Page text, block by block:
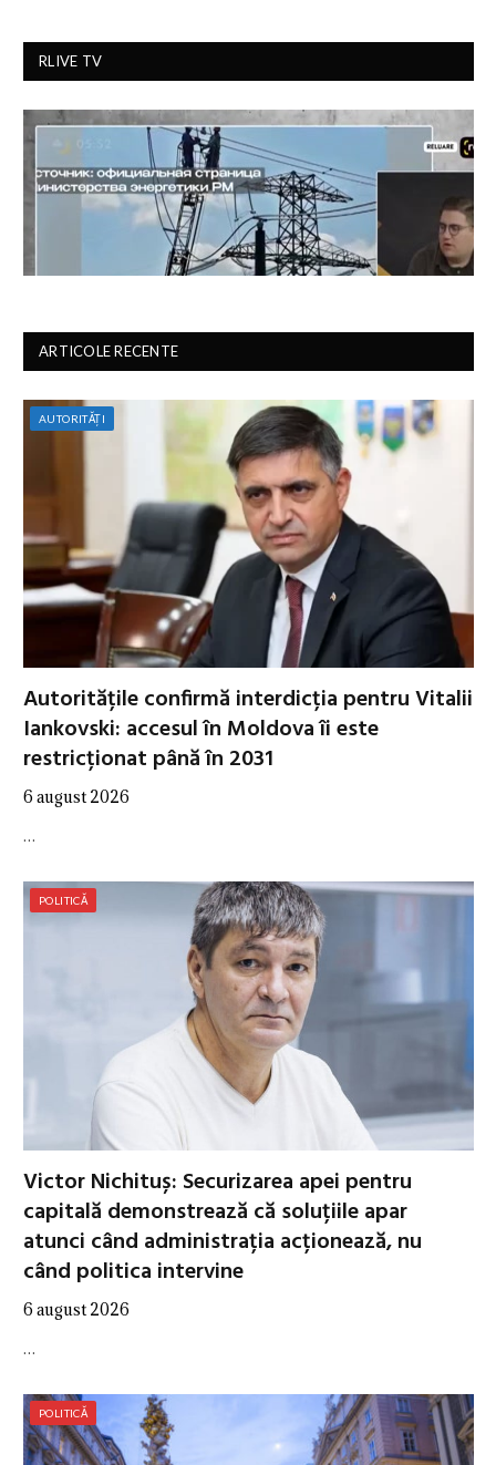
RLIVE TV
ARTICOLE RECENTE
AUTORITĂȚI
Autoritățile confirmă interdicția pentru Vitalii
Iankovski: accesul în Moldova îi este
restricționat până în 2031
6 august 2026
…
POLITICĂ
Victor Nichituș: Securizarea apei pentru
capitală demonstrează că soluțiile apar
atunci când administrația acționează, nu
când politica intervine
6 august 2026
…
POLITICĂ